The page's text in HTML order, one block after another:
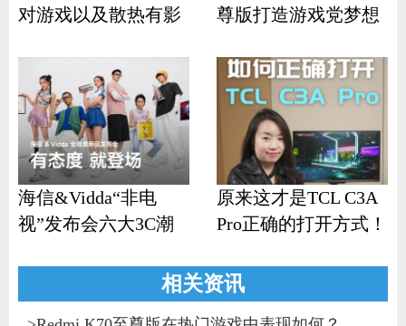
对游戏以及散热有影
尊版打造游戏党梦想
海信&Vidda“非电
视”发布会六大3C潮
原来这才是TCL C3A
Pro正确的打开方式！
相关资讯